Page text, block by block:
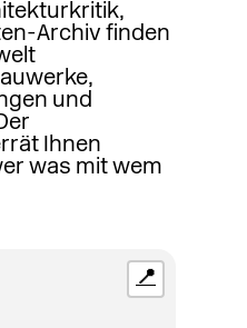
Archiv finden
und
Ihnen
was mit wem
📍